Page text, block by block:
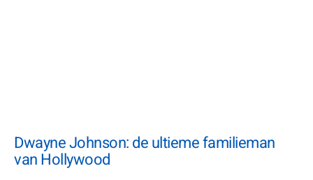
Dwayne Johnson: de ultieme familieman
van Hollywood